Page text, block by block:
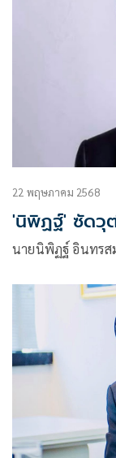
22 พฤษภาคม 2568
'นิพิฏฐ์' ซัดวุ
นายนิพิฏฐ์ อินทรส